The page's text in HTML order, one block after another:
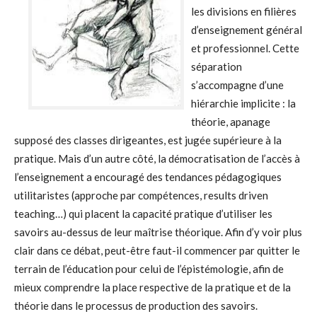
les divisions en filières
d’enseignement général
et professionnel. Cette
séparation
s’accompagne d’une
hiérarchie implicite : la
théorie, apanage
supposé des classes dirigeantes, est jugée supérieure à la
pratique. Mais d’un autre côté, la démocratisation de l’accès à
l’enseignement a encouragé des tendances pédagogiques
utilitaristes (approche par compétences, results driven
teaching…) qui placent la capacité pratique d’utiliser les
savoirs au-dessus de leur maîtrise théorique. Afin d’y voir plus
clair dans ce débat, peut-être faut-il commencer par quitter le
terrain de l’éducation pour celui de l’épistémologie, afin de
mieux comprendre la place respective de la pratique et de la
théorie dans le processus de production des savoirs.